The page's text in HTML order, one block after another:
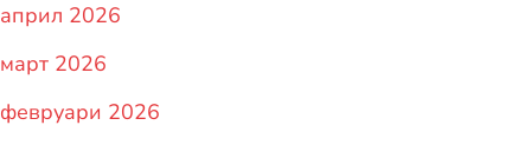
април 2026
март 2026
февруари 2026